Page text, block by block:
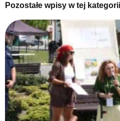
Pozostałe wpisy w tej kategorii